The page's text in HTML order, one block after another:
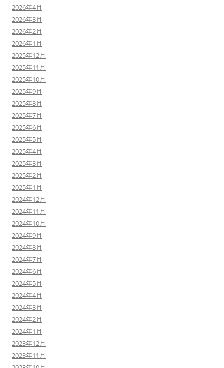
2026年4月
2026年3月
2026年2月
2026年1月
2025年12月
2025年11月
2025年10月
2025年9月
2025年8月
2025年7月
2025年6月
2025年5月
2025年4月
2025年3月
2025年2月
2025年1月
2024年12月
2024年11月
2024年10月
2024年9月
2024年8月
2024年7月
2024年6月
2024年5月
2024年4月
2024年3月
2024年2月
2024年1月
2023年12月
2023年11月